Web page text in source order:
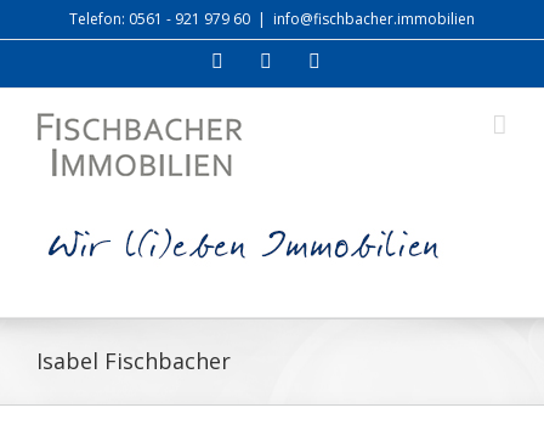
Inhalt
Telefon: 0561 - 921 979 60 | info@fischbacher.immobilien
Facebook
Isabel Fischbacher